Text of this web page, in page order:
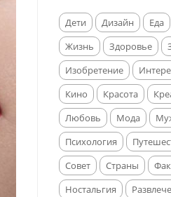
Дети Дизайн Еда
Жизнь
Здоровье
Изобретение
Кино
Красота
Любовь
Мода
Психология
Совет
Страны
Ностальгия